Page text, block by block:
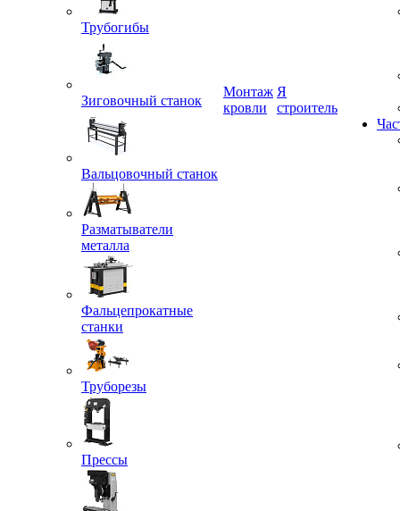
Трубогибы
Зиговочный станок
Вальцовочный станок
Разматыватели
металла
Фальцепрокатные
станки
Труборезы
Прессы
кровли
строитель